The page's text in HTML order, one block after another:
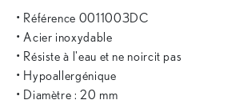
• Référence 0011003DC
• Acier inoxydable
• Résiste à l'eau et ne noircit pas
• Hypoallergénique
• Diamètre : 20 mm